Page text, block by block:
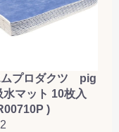
ムプロダクツ pig
水マット 10枚入
)